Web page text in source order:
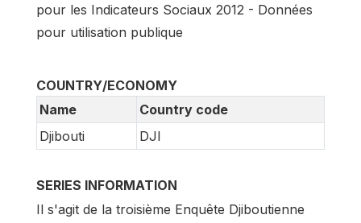
pour les Indicateurs Sociaux 2012 - Données
pour utilisation publique
COUNTRY/ECONOMY
Name
Country code
Djibouti
DJI
SERIES INFORMATION
Il s'agit de la troisième Enquête Djiboutienne